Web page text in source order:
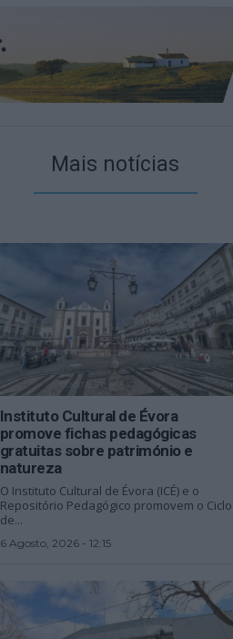
Mais notícias
Instituto Cultural de Évora
promove fichas pedagógicas
gratuitas sobre património e
natureza
O Instituto Cultural de Évora (ICÉ) e o
Repositório Pedagógico promovem o Ciclo
de...
6 Agosto, 2026 - 12:15